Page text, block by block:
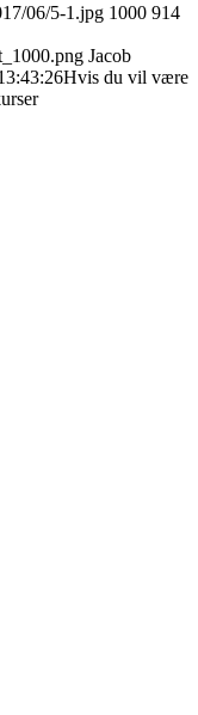
06/5-1.jpg 1000 914
Jacob
Hvis du vil være